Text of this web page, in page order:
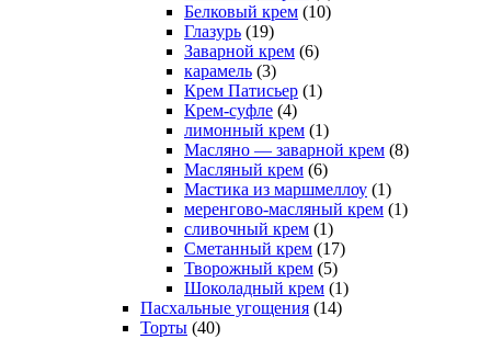
Белковый крем (10)
Глазурь (19)
Заварной крем (6)
карамель (3)
Крем Патисьер (1)
Крем-суфле (4)
лимонный крем (1)
Масляно — заварной крем (8)
Масляный крем (6)
Мастика из маршмеллоу (1)
меренгово-масляный крем (1)
сливочный крем (1)
Сметанный крем (17)
Творожный крем (5)
Шоколадный крем (1)
Пасхальные угощения (14)
Торты (40)